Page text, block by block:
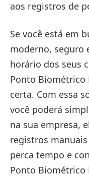
aos registros de
Se você está em
moderno, seguro
horário dos seus
Ponto Biométrico
certa. Com essa
você poderá
na sua empresa,
registros
perca tempo e
Ponto Biométrico